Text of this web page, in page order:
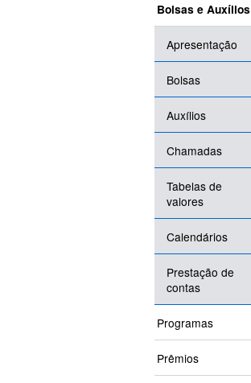
Bolsas e Auxílios
Apresentação
Bolsas
Auxílios
Chamadas
Tabelas de
valores
Calendários
Prestação de
contas
Programas
Prêmios